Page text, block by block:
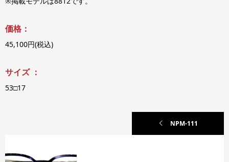
価格：
45,100円(税込)
サイズ ：
53□17
NPM-111